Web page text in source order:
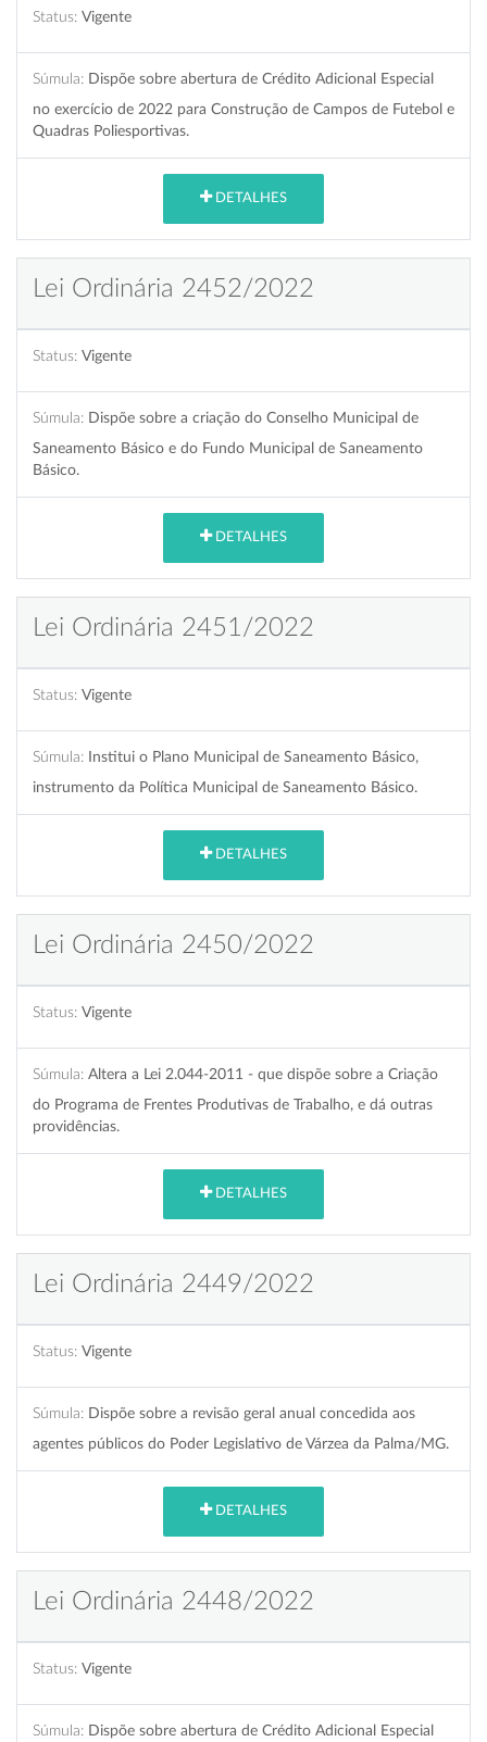
Status: Vigente
Súmula: Dispõe sobre abertura de Crédito Adicional Especial
no exercício de 2022 para Construção de Campos de Futebol e
Quadras Poliesportivas.
DETALHES
Lei Ordinária 2452/2022
Status: Vigente
Súmula: Dispõe sobre a criação do Conselho Municipal de
Saneamento Básico e do Fundo Municipal de Saneamento
Básico.
DETALHES
Lei Ordinária 2451/2022
Status: Vigente
Súmula: Institui o Plano Municipal de Saneamento Básico,
instrumento da Política Municipal de Saneamento Básico.
DETALHES
Lei Ordinária 2450/2022
Status: Vigente
Súmula: Altera a Lei 2.044-2011 - que dispõe sobre a Criação
do Programa de Frentes Produtivas de Trabalho, e dá outras
providências.
DETALHES
Lei Ordinária 2449/2022
Status: Vigente
Súmula: Dispõe sobre a revisão geral anual concedida aos
agentes públicos do Poder Legislativo de Várzea da Palma/MG.
DETALHES
Lei Ordinária 2448/2022
Status: Vigente
Súmula: Dispõe sobre abertura de Crédito Adicional Especial